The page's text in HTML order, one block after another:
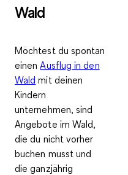
Wald
Möchtest du spontan
einenAusflug in den
Wald mit deinen
Kindern
unternehmen, sind
Angebote im Wald,
die du nicht vorher
buchen musst und
die ganzjährig